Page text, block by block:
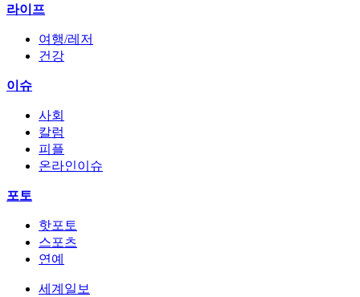
라이프
여행/레저
건강
이슈
사회
칼럼
피플
온라인이슈
포토
핫포토
스포츠
연예
세계일보